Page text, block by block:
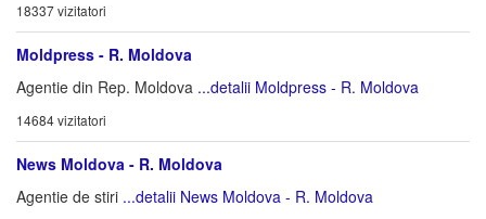
18337 vizitatori
Moldpress - R. Moldova
Agentie din Rep. Moldova ...detalii Moldpress - R. Moldova
14684 vizitatori
News Moldova - R. Moldova
Agentie de stiri ...detalii News Moldova - R. Moldova